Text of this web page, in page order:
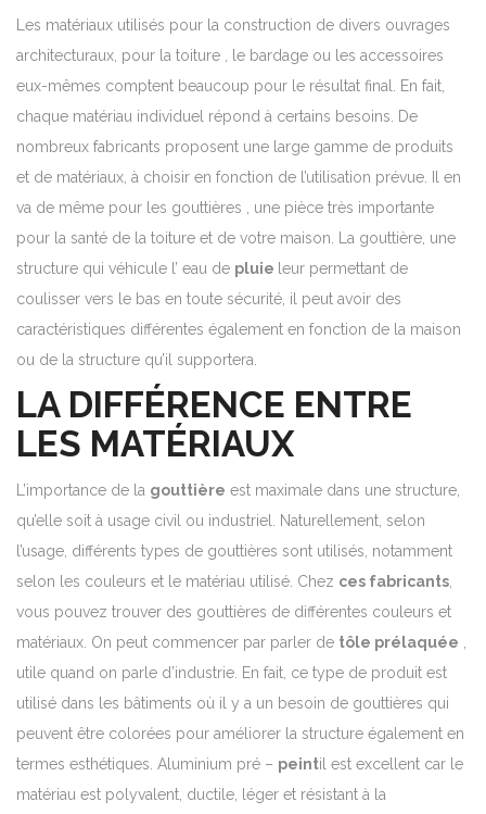
Les matériaux utilisés pour la construction de divers ouvrages
architecturaux, pour la toiture , le bardage ou les accessoires
eux-mêmes comptent beaucoup pour le résultat final. En fait,
chaque matériau individuel répond à certains besoins. De
nombreux fabricants proposent une large gamme de produits
et de matériaux, à choisir en fonction de l’utilisation prévue.
Il en
va de même pour les gouttières , une pièce très importante
pour la santé de la toiture et de votre maison.
La gouttière, une
structure qui véhicule l’ eau de pluie leur permettant de
coulisser vers le bas en toute sécurité, il peut avoir des
caractéristiques différentes également en fonction de la maison
ou de la structure qu’il supportera.
LA DIFFÉRENCE ENTRE
LES MATÉRIAUX
L’importance de la gouttière est maximale dans une structure,
qu’elle soit à usage civil ou industriel. Naturellement, selon
l’usage, différents types de gouttières sont utilisés, notamment
selon les couleurs et le matériau utilisé. Chez ces fabricants
vous pouvez trouver des gouttières de différentes couleurs et
matériaux. On peut commencer par parler de tôle prélaquée
utile quand on parle d’industrie. En fait, ce type de produit est
utilisé dans les bâtiments où il y a un besoin de gouttières qui
peuvent être colorées pour améliorer la structure également en
termes esthétiques. Aluminium pré – peintil est excellent car le
matériau est polyvalent, ductile, léger et résistant à la